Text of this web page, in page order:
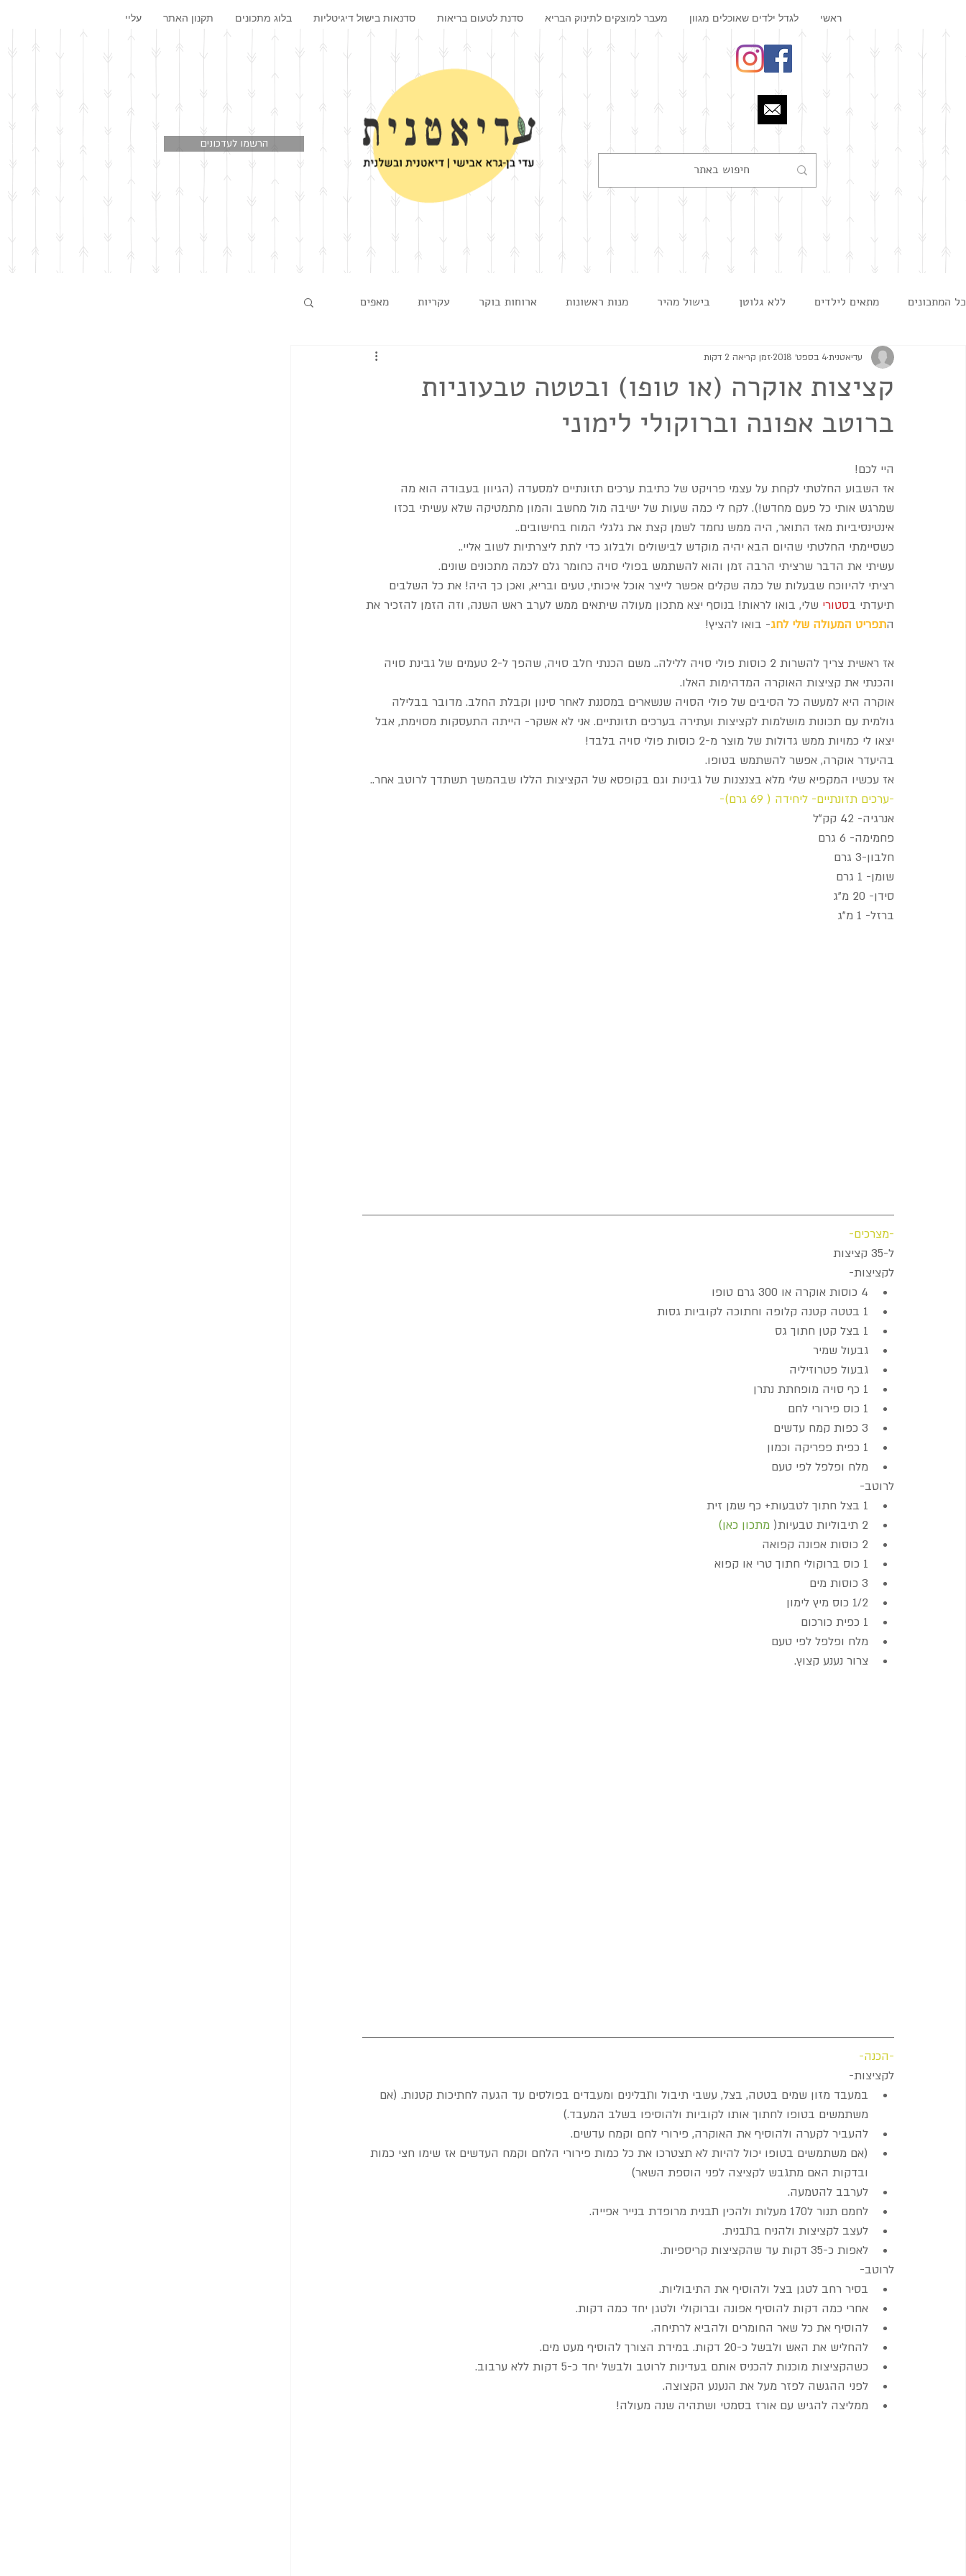
ראשי לגדל ילדים שאוכלים מגוון מעבר למוצקים לתינוק הבריא סדנת לטעום בריאות סדנאות בישול דיגיטליות בלוג מתכונים תקנון האתר עליי
הרשמו לעדכונים
כל המתכונים מתאים לילדים ללא גלוטן בישול מהיר מנות ראשונות ארוחות בוקר עקריות מאפים
גבינות וממרחים מרקים סלטים ותוספות
קציצות אוקרה (או טופו) ובטטה טבעוניות
ברוטב אפונה וברוקולי לימוני
עדיאטנית4 בספט׳ 2018 זמן קריאה 2 דקות
היי לכם!
אז השבוע החלטתי לקחת על עצמי פרויקט של כתיבת ערכים תזונתיים למסעדה (הגיוון בעבודה הוא מה
שמרגש אותי כל פעם מחדש!). לקח לי כמה שעות של ישיבה מול מחשב והמון מתמטיקה שלא עשיתי בכזו
אינטינסיביות מאז התואר, היה ממש נחמד לשמן קצת את גלגלי המוח בחישובים..
כשסיימתי החלטתי שהיום הבא יהיה מוקדש לבישולים ולבלוג כדי לתת ליצרתיות לשוב אליי..
עשיתי את הדבר שרציתי הרבה זמן והוא להשתמש בפולי סויה כחומר גלם לכמה מתכונים שונים.
רציתי להיווכח שבעלות של כמה שקלים אפשר לייצר אוכל איכותי, טעים ובריא, ואכן כך היה! את כל השלבים
תיעדתי בסטורי שלי, בואו לראות! בנוסף יצא מתכון מעולה שיתאים ממש לערב ראש השנה, וזה הזמן להזכיר את
התפריט המעולה שלי לחג- בואו להציץ!
אז ראשית צריך להשרות 2 כוסות פולי סויה ללילה.. משם הכנתי חלב סויה, שהפך ל-2 טעמים של גבינת סויה
והכנתי את קציצות האוקרה המדהימות האלו.
אוקרה היא למעשה כל הסיבים של פולי הסויה שנשארים במסננת לאחר סינון וקבלת החלב. מדובר בבלילה
גולמית עם תכונות מושלמות לקציצות ועתירה בערכים תזונתיים. אני לא אשקר- הייתה התעסקות מסוימת, אבל
יצאו לי כמויות ממש גדולות של מוצר מ-2 כוסות פולי סויה בלבד!
בהיעדר אוקרה, אפשר להשתמש בטופו.
אז עכשיו המקפיא שלי מלא בצנצנות של גבינות וגם בקופסא של הקציצות הללו שבהמשך תשתדך לרוטב אחר..
-ערכים תזונתיים- ליחידה ( 69 גרם)-
אנרגיה- 42 קק"ל
פחמימה- 6 גרם
חלבון-3 גרם
שומן- 1 גרם
סידן- 20 מ"ג
ברזל- 1 מ"ג
-מצרכים-
ל-35 קציצות
לקציצות-
4 כוסות אוקרה או 300 גרם טופו
1 בטטה קטנה קלופה וחתוכה לקוביות גסות
1 בצל קטן חתוך גס
גבעול שמיר
גבעול פטרוזיליה
1 כף סויה מופחתת נתרן
1 כוס פירורי לחם
3 כפות קמח עדשים
1 כפית פפריקה וכמון
מלח ופלפל לפי טעם
לרוטב-
1 בצל חתוך לטבעות+ כף שמן זית
2 תיבוליות טבעיות(
מתכון כאן)
2 כוסות אפונה קפואה
1 כוס ברוקולי חתוך טרי או קפוא
3 כוסות מים
1/2 כוס מיץ לימון
1 כפית כורכום
מלח ופלפל לפי טעם
צרור נענע קצוץ.
-הכנה-
לקציצות-
במעבד מזון שמים בטטה, בצל, עשבי תיבול ותבלינים ומעבדים בפולסים עד הגעה לחתיכות קטנות. (אם
משתמשים בטופו לחתוך אותו לקוביות ולהוסיפו בשלב המעבד.)
להעביר לקערה ולהוסיף את האוקרה, פירורי לחם וקמח עדשים.
(אם משתמשים בטופו יכול להיות לא תצטרכו את כל כמות פירורי הלחם וקמח העדשים אז שימו חצי כמות
ובדקות האם מתגבש לקציצה לפני הוספת השאר)
לערבב להטמעה.
לחמם תנור ל170 מעלות ולהכין תבנית מרופדת בנייר אפייה.
לעצב לקציצות ולהניח בתבנית.
לאפות כ-35 דקות עד שהקציצות קריספיות.
לרוטב-
בסיר רחב לטגן בצל ולהוסיף את התיבוליות.
אחרי כמה דקות להוסיף אפונה וברוקולי ולטגן יחד כמה דקות.
להוסיף את כל שאר החומרים ולהביא לרתיחה.
להחליש את האש ולבשל כ-20 דקות. במידת הצורך להוסיף מעט מים.
כשהקציצות מוכנות להכניס אותם בעדינות לרוטב ולבשל יחד כ-5 דקות ללא ערבוב.
לפני ההגשה לפזר מעל את הנענע הקצוצה.
ממליצה להגיש עם אורז בסמטי ושתהיה שנה מעולה!